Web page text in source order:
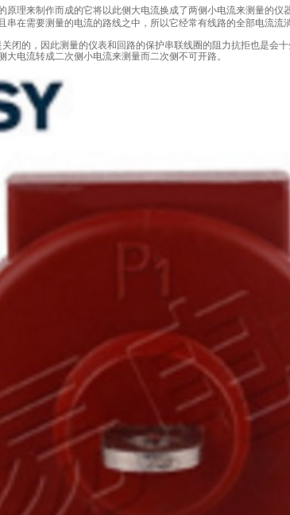
原理来制作而成的它将以此侧大电流换成了两侧小电流来测量的仪
在需要测量的电流的路线之中，所以它经常有线路的全部电流流
闭的，因此测量的仪表和回路的保护串联线圈的阻力抗拒也是会
电流转成二次侧小电流来测量而二次侧不可开路。